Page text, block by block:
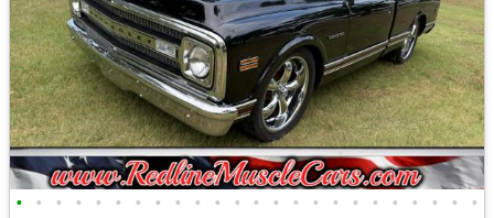
• • • • • • • • • • • • • • • • • • • • • • • •